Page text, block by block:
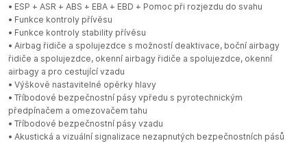
• ESP + ASR + ABS + EBA + EBD + Pomoc při rozjezdu do svahu
• Funkce kontroly přívěsu
• Funkce kontroly stability přívěsu
• Airbag řidiče a spolujezdce s možností deaktivace, boční airbagy
řidiče a spolujezdce, okenní airbagy řidiče a spolujezdce, okenní
airbagy a pro cestující vzadu
• Výškově nastavitelné opěrky hlavy
• Tříbodové bezpečnostní pásy vpředu s pyrotechnickým
předpínačem a omezovačem tahu
• Tříbodové bezpečnostní pásy vzadu
• Akustická a vizuální signalizace nezapnutých bezpečnostních pásů